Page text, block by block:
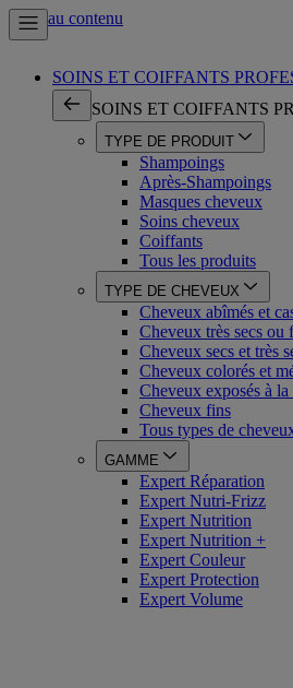
Aller au contenu
SOINS ET COIFFANTS
SOINS ET COIFFANTS
TYPE DE PRODUIT
Shampoings
Après-Shampoings
Masques cheveux
Soins cheveux
Coiffants
Tous les produits
TYPE DE CHEVEUX
Cheveux abîmés et
Cheveux très secs ou
Cheveux secs et très
Cheveux colorés et
Cheveux exposés à la
Cheveux fins
Tous types de
GAMME
Expert Réparation
Expert Nutri-Frizz
Expert Nutrition
Expert Nutrition +
Expert Couleur
Expert Protection
Expert Volume